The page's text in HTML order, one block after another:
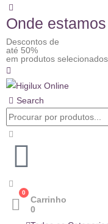
Onde estamos
Descontos de
até 50%
em produtos
Search
0
Carrinho
0